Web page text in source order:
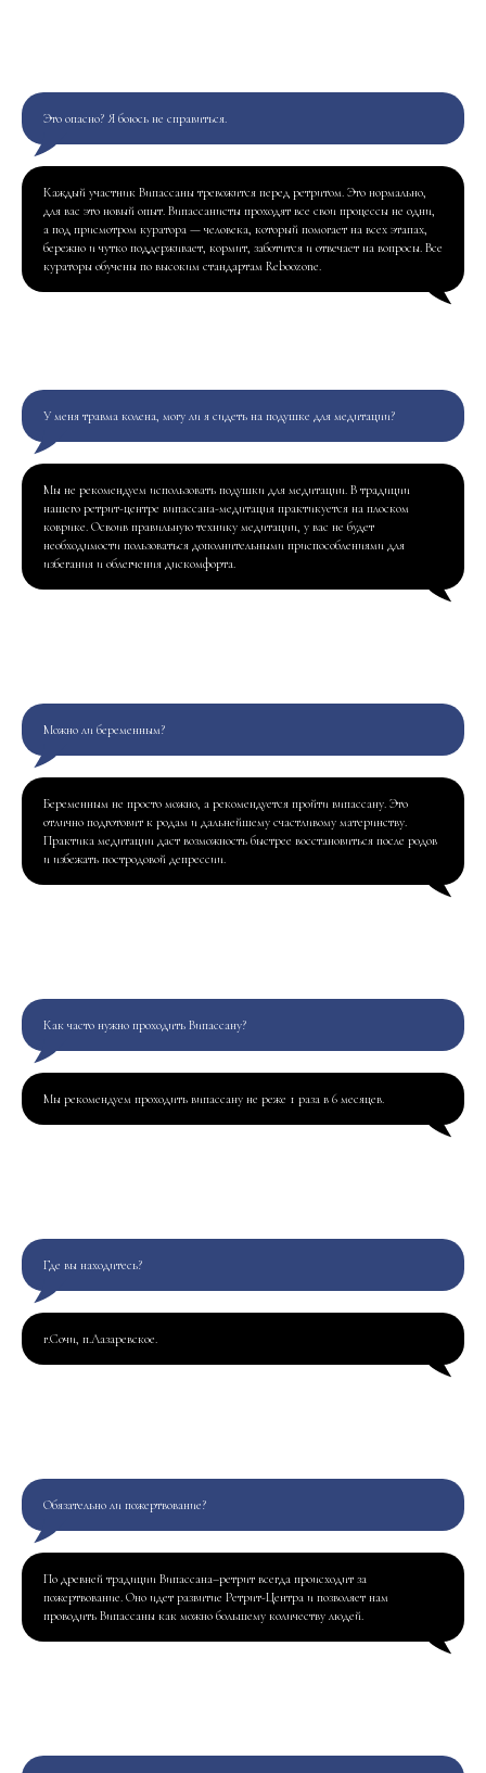
Это опасно? Я боюсь не справиться.
Каждый участник Випассаны тревожится перед ретритом. Это нормально,
для вас это новый опыт. Випассанисты проходят все свои процессы не одни,
а под присмотром куратора — человека, который помогает на всех этапах,
бережно и чутко поддерживает, кормит, заботится и отвечает на вопросы. Все
кураторы обучены по высоким стандартам Reboozone.
У меня травма колена, могу ли я сидеть на подушке для медитации?
Мы не рекомендуем использовать подушки для медитации. В традиции
нашего ретрит-центре випассана-медитация практикуется на плоском
коврике. Освоив правильную технику медитации, у вас не будет
необходимости пользоваться дополнительными приспособлениями для
избегания и облегчения дискомфорта.
Можно ли беременным?
Беременным не просто можно, а рекомендуется пройти випассану. Это
отлично подготовит к родам и дальнейшему счастливому материнству.
Практика медитации даст возможность быстрее восстановиться после родов
и избежать постродовой депрессии.
Как часто нужно проходить Випассану?
Мы рекомендуем проходить випассану не реже 1 раза в 6 месяцев.
Где вы находитесь?
г.Сочи, п.Лазаревское.
Обязательно ли пожертвование?
По древней традиции Випассана–ретрит всегда происходит за
пожертвование. Оно идет развитие Ретрит-Центра и позволяет нам
проводить Випассаны как можно большему количеству людей.